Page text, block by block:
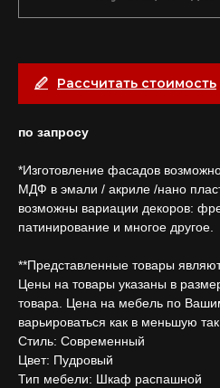
Рассчитать стоимость
по запросу
*Изготовление фасадов
МДФ в эмали / акриле /нано
возможны вариации декоров:
патинирование и многое другое.
**Представленные товары
Цены на товары указаны в
товара. Цена на мебель по
варьироваться как в меньшую
Стиль: Современный
Цвет: Пудровый
Тип мебели: Шкаф распашной